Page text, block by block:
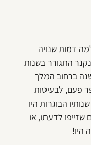
דמות שנויה
התגורר בשנות
ברחוב המלך
פעם, לבעיטות
הבוגרות היו
שזייפו לדעתו, או
היו!